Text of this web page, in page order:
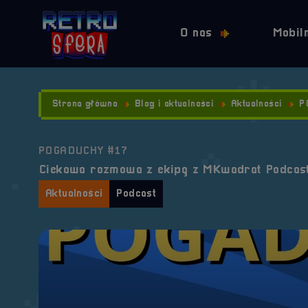
O nas
Strona główna Blog i aktualności Aktualności
POGADUCHY #17
Ciekawa rozmowa z ekipą z MKwadrat
Aktualności Podcast